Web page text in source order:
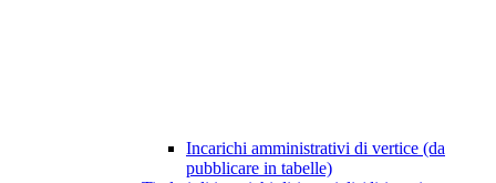
Incarichi amministrativi di vertice (da
pubblicare in tabelle)